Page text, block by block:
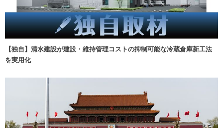
【独自】清水建設が建設・維持管理コストの抑制可能な冷蔵倉庫新工法
を実用化